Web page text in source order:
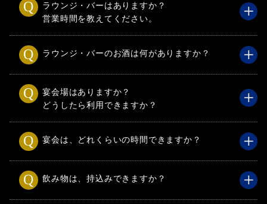
ラウンジ・バーはありますか？
営業時間を教えてください。
ラウンジ・バーのお酒は何がありますか？
宴会場はありますか？
どうしたら利用できますか？
宴会は、どれくらいの時間できますか？
飲み物は、持込みできますか？